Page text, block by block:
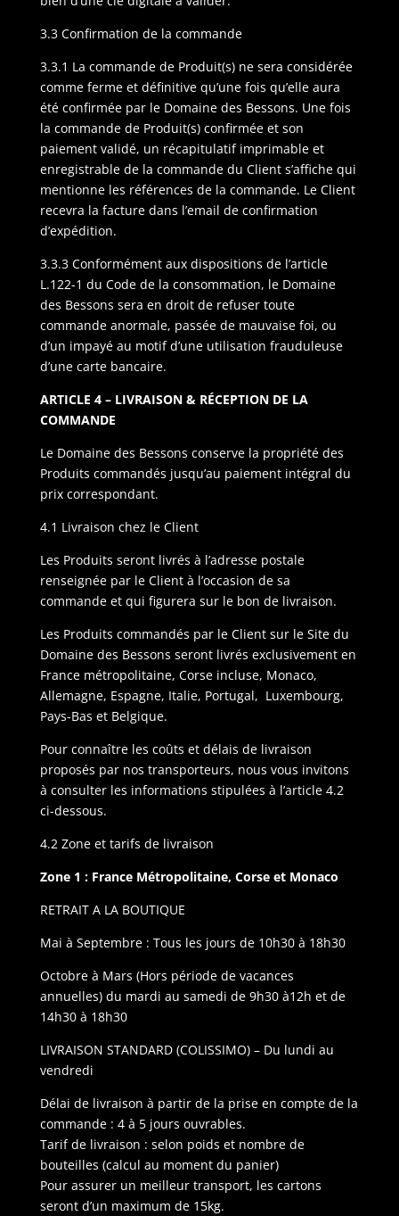
3.3 Confirmation de la commande
3.3.1 La commande de Produit(s) ne sera considérée
comme ferme et définitive qu’une fois qu’elle aura
été confirmée par le Domaine des Bessons. Une fois
la commande de Produit(s) confirmée et son
paiement validé, un récapitulatif imprimable et
enregistrable de la commande du Client s’affiche qui
mentionne les références de la commande. Le Client
recevra la facture dans l’email de confirmation
d’expédition.
3.3.3 Conformément aux dispositions de l’article
L.122-1 du Code de la consommation, le Domaine
des Bessons sera en droit de refuser toute
commande anormale, passée de mauvaise foi, ou
d’un impayé au motif d’une utilisation frauduleuse
d’une carte bancaire.
ARTICLE 4 – LIVRAISON & RÉCEPTION DE LA
COMMANDE
Le Domaine des Bessons conserve la propriété des
Produits commandés jusqu’au paiement intégral du
prix correspondant.
4.1 Livraison chez le Client
Les Produits seront livrés à l’adresse postale
renseignée par le Client à l’occasion de sa
commande et qui figurera sur le bon de livraison.
Les Produits commandés par le Client sur le Site du
Domaine des Bessons seront livrés exclusivement en
France métropolitaine, Corse incluse, Monaco,
Allemagne, Espagne, Italie, Portugal, Luxembourg,
Pays-Bas et Belgique.
Pour connaître les coûts et délais de livraison
proposés par nos transporteurs, nous vous invitons
à consulter les informations stipulées à l’article 4.2
ci-dessous.
4.2 Zone et tarifs de livraison
Zone 1 : France Métropolitaine, Corse et Monaco
RETRAIT A LA BOUTIQUE
Mai à Septembre : Tous les jours de 10h30 à 18h30
Octobre à Mars (Hors période de vacances
annuelles) du mardi au samedi de 9h30 à12h et de
14h30 à 18h30
LIVRAISON STANDARD (COLISSIMO) – Du lundi au
vendredi
Délai de livraison à partir de la prise en compte de la
commande : 4 à 5 jours ouvrables.
Tarif de livraison : selon poids et nombre de
bouteilles (calcul au moment du panier)
Pour assurer un meilleur transport, les cartons
seront d’un maximum de 15kg.